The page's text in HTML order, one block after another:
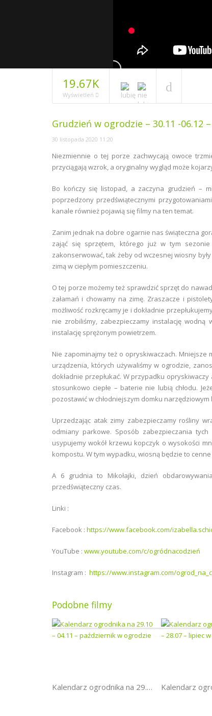
19.67K
Wyświetleń
Grudzień w ogrodzie – 30.11 -06.12
30 listopada 2020 11:20
Niezmiennie o tej porze zachwycają owoce
przyciągają wzrok, a oryginalny wygląd może
Bo kończy się listopad, a zaczyna grudzień –
poprzedzony przedświątecznymi
kanale również pojawią się filmy na ten temat.
Zanim jednak na dobre ogarnie nas świąteczna
zająć się sprzętem, którego już w tym
zakonserwować, tak żeby od wczesnej wiosny
zimą w ciepłym pomieszczeniu.
O tej porze możemy też sprawdzić sprzęt do
załamań i chowamy na zimę. Zraszacze i
możliwość rozkręcamy je i dokładnie
nie zrobiliśmy, zabezpieczamy instalację
instalację sprężonym powietrzem.
Nie zapominajmy też o opryskiwaczach.
urządzenia, których używaliśmy w ogrodzie,
dokładnie przepłukać. W przypadku
stosunkowo ciepłe – baterie nie lubią chłodu.
pozostawić w chłodniejszym domku narzędziowym
Uprzedzając atak zimy zabezpieczamy rośliny
odmiany parkowe. Sposób zabezpieczania
usypujemy wokół krzewu kopczyk o wysokości
kompostu. W tym wypadku, wiosną będzie to cenne
A 6 grudnia to Mikołajki, dzień
przedświąteczny czas.
Linki :
Facebook : https://www.facebook.com/
YouTube : www.youtube.com/c/ogródnacodzień
Instagram : https://www.instagram.com/
Podobne filmy
Kalendarz ogrodnika na 29.10 – 04.11 – październik w ogrodzie